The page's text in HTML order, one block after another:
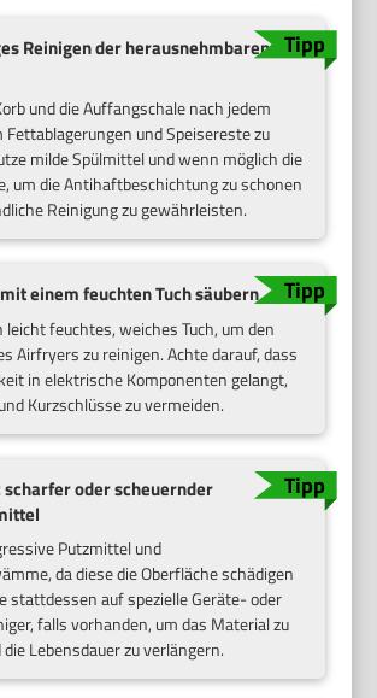
Reinigen der herausnehmbaren
und die Auffangschale nach jedem
Fettablagerungen und Speisereste zu
milde Spülmittel und wenn möglich die
um die Antihaftbeschichtung zu schonen
Reinigung zu gewährleisten.
einem feuchten Tuch säubern
leicht feuchtes, weiches Tuch, um den
Airfryers zu reinigen. Achte darauf, dass
in elektrische Komponenten gelangt,
Kurzschlüsse zu vermeiden.
scharfer oder scheuernder
Putzmittel und
da diese die Oberfläche schädigen
stattdessen auf spezielle Geräte- oder
falls vorhanden, um das Material zu
Lebensdauer zu verlängern.